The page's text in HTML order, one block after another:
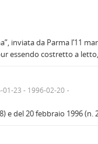
inviata da Parma l’11
essendo costretto a letto,
01-23 - 1996-02-20
e del 20 febbraio 1996 (n.